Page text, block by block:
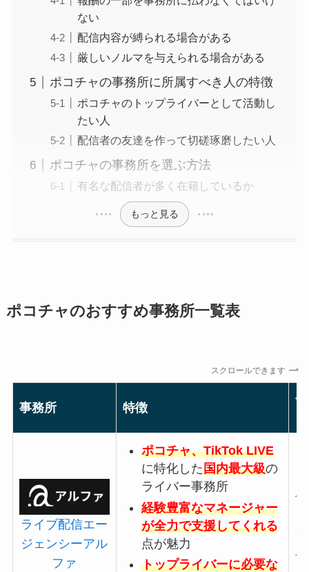
ない
配信内容が縛られる場合がある
厳しいノルマを与えられる場合がある
ポコチャの事務所に所属すべき人の特徴
ポコチャのトップライバーとして活動し
たい人
配信者の友達を作って切磋琢磨したい人
ポコチャの事務所を選ぶ方法
有名な配信者が多く在籍しているか
もっと見る
ポコチャのおすすめ事務所一覧表
スクロールできます
事務所 特徴
ライブ配信エー
ジェンシーアル
ファ
ポコチャ、TikTok LIVE
に特化した国内最大級の
ライバー事務所
経験豊富なマネージャー
が全力で支援してくれる
点が魅力
トップライバーに必要な